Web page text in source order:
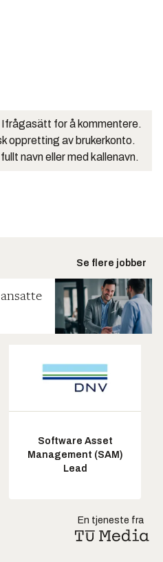
for å kommentere.
oppretting av brukerkonto.
navn eller med kallenavn.
Se flere jobber
Software Asset
Management (SAM)
Lead
En tjeneste fra